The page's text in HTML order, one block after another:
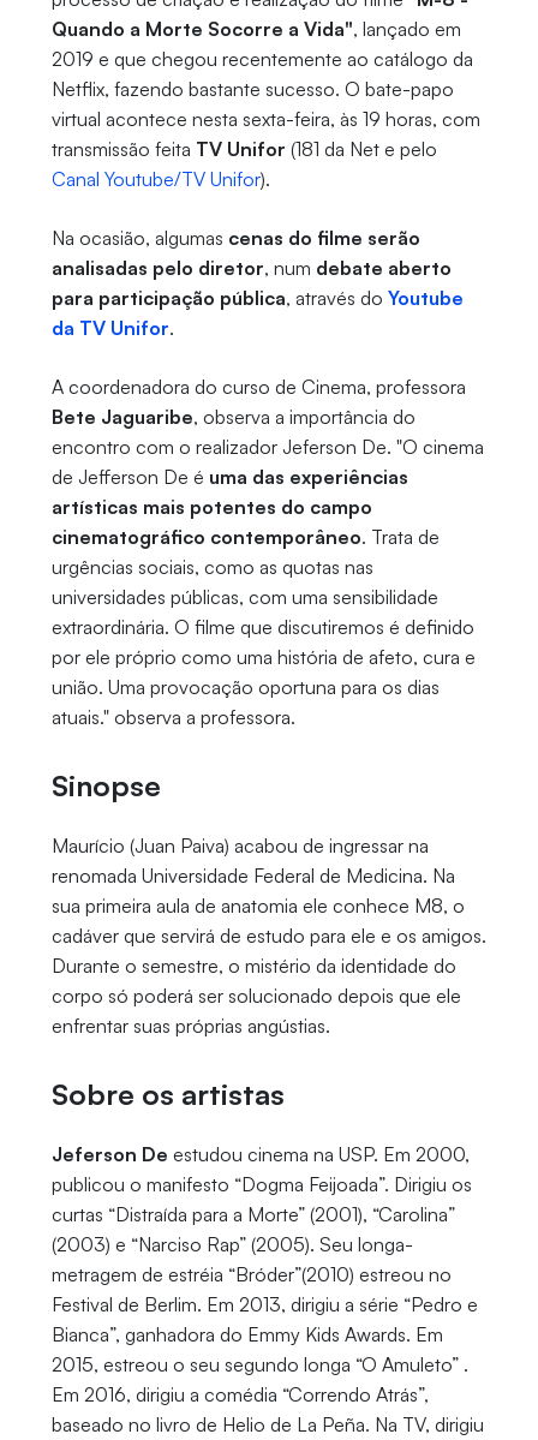
Quando a Morte Socorre a Vida", lançado em
2019 e que chegou recentemente ao catálogo da
Netflix, fazendo bastante sucesso. O bate-papo
virtual acontece nesta sexta-feira, às 19 horas, com
transmissão feita TV Unifor (181 da Net e pelo
Canal Youtube/TV Unifor).
Na ocasião, algumas cenas do filme serão
analisadas pelo diretor, num debate aberto
para participação pública, através do Youtube
da TV Unifor.
A coordenadora do curso de Cinema, professora
Bete Jaguaribe, observa a importância do
encontro com o realizador Jeferson De. "O cinema
de Jefferson De é uma das experiências
artísticas mais potentes do campo
cinematográfico contemporâneo. Trata de
urgências sociais, como as quotas nas
universidades públicas, com uma sensibilidade
extraordinária. O filme que discutiremos é definido
por ele próprio como uma história de afeto, cura e
união. Uma provocação oportuna para os dias
atuais." observa a professora.
Sinopse
Maurício (Juan Paiva) acabou de ingressar na
renomada Universidade Federal de Medicina. Na
sua primeira aula de anatomia ele conhece M8, o
cadáver que servirá de estudo para ele e os amigos.
Durante o semestre, o mistério da identidade do
corpo só poderá ser solucionado depois que ele
enfrentar suas próprias angústias.
Sobre os artistas
Jeferson De estudou cinema na USP. Em 2000,
publicou o manifesto “Dogma Feijoada”. Dirigiu os
curtas “Distraída para a Morte” (2001), “Carolina”
(2003) e “Narciso Rap” (2005). Seu longa-
metragem de estréia “Bróder”(2010) estreou no
Festival de Berlim. Em 2013, dirigiu a série “Pedro e
Bianca”, ganhadora do Emmy Kids Awards. Em
2015, estreou o seu segundo longa “O Amuleto” .
Em 2016, dirigiu a comédia “Correndo Atrás”,
baseado no livro de Helio de La Peña. Na TV, dirigiu